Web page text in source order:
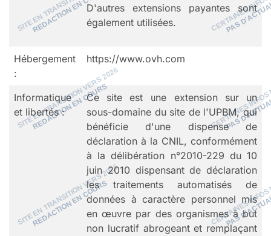
D'autres extensions payantes sont
également utilisées.
Hébergement
:
https://www.ovh.com
Informatique
et libertés :
Ce site est une extension sur un
sous-domaine du site de l'UPBM, qui
bénéficie d'une dispense de
déclaration à la CNIL, conformément
à la délibération n°2010-229 du 10
juin 2010 dispensant de déclaration
les traitements automatisés de
données à caractère personnel mis
en œuvre par des organismes à but
non lucratif abrogeant et remplaçant